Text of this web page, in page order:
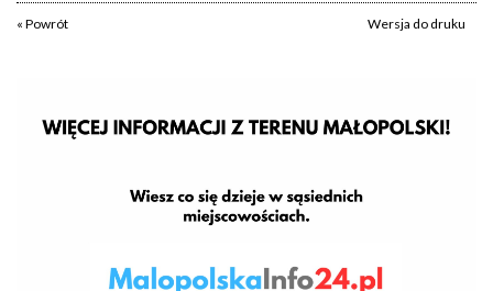
« Powrót Wersja do druku